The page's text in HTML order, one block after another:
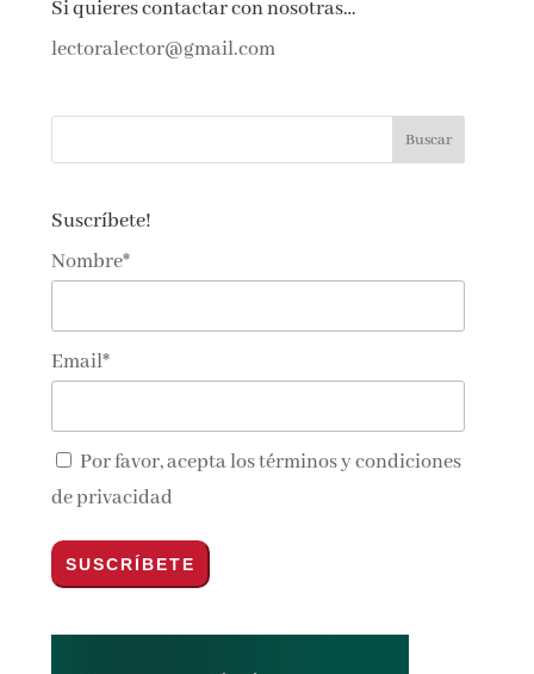
Si quieres contactar con nosotras…
lectoralector@gmail.com
Suscríbete!
Nombre*
Email*
Por favor, acepta lostérminos y condiciones
de privacidad